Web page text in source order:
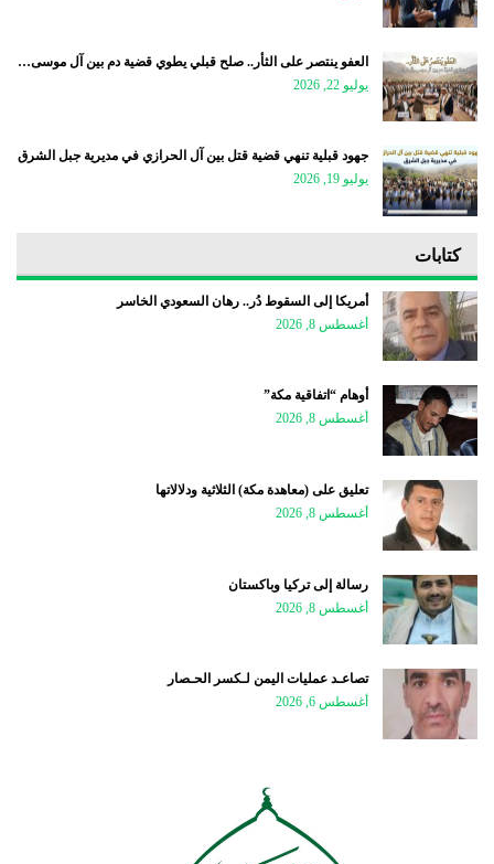
العفو ينتصر على الثأر.. صلح قبلي يطوي قضية دم بين آل موسى…
يوليو 22, 2026
جهود قبلية تنهي قضية قتل بين آل الحرازي في مديرية جبل الشرق
يوليو 19, 2026
كتابات
أمريكا إلى السقوط دُر.. رهان السعودي الخاسر
أغسطس 8, 2026
أوهام “اتفاقية مكة”
أغسطس 8, 2026
تعليق على (معاهدة مكة) الثلاثية ودلالاتها
أغسطس 8, 2026
رسالة إلى تركيا وباكستان
أغسطس 8, 2026
تصاعـد عمليات اليمن لـكسر الحـصار
أغسطس 6, 2026